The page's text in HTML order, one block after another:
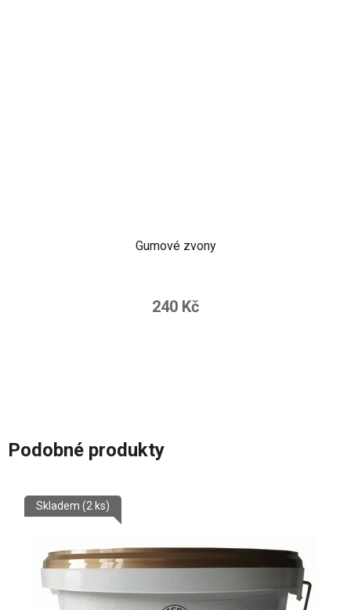
Gumové zvony
240 Kč
Podobné produkty
Skladem (2 ks)